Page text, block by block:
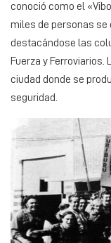
conoció como el
miles de personas se
destacándose las
Fuerza y
ciudad donde se
seguridad.